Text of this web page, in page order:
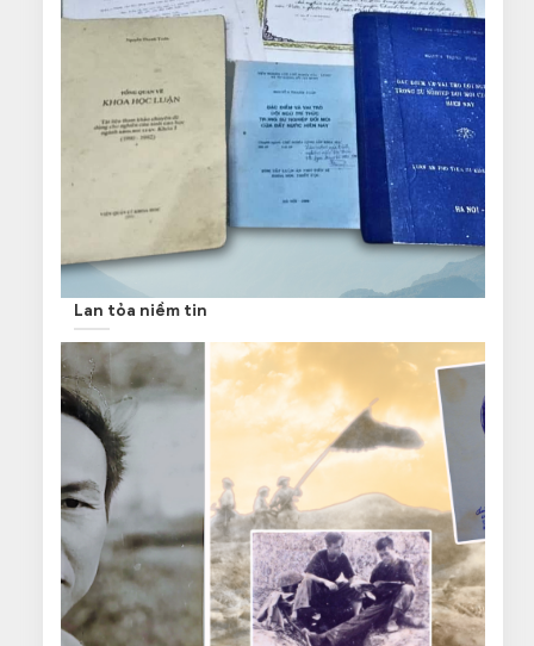
Lan tỏa niềm tin